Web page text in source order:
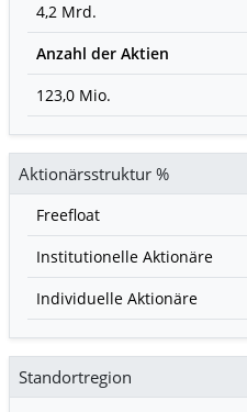
4,2 Mrd.
Anzahl der Aktien
123,0 Mio.
Aktionärsstruktur %
Freefloat
Institutionelle Aktionäre
Individuelle Aktionäre
Standortregion